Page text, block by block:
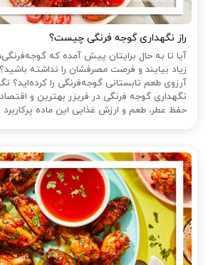
راز نگهداری گوجه فرنگی چیست؟
آیا تا به حال برایتان پیش آمده که
زیاد بیایند و فرصت مصرفشان را نداشته
آرزوی طعم تابستانی گوجه‌فرنگی را کرده‌اید؟
نگهداری گوجه فرنگی در فریزر بهترین و
حفظ عطر، طعم و ارزش غذایی این ماده